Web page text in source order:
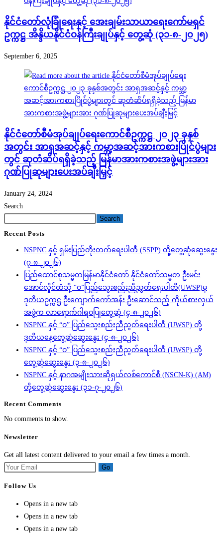
နိုင်ငံတော်လုံခြုံရေးနှင့် အေးချမ်းသာယာရေးကော်မရှင်
ဥက္ကဋ္ဌ အိန္ဒိယနိုင်ငံဝန်ကြီးချုပ်နှင့် တွေ့ဆုံ (၃၁-၈-၂၀၂၅)
September 6, 2025
နိုင်ငံတော်စီမံအုပ်ချုပ်ရေးကောင်စီဥက္ကဋ္ဌ ၂၀၂၃ ခုနှစ်
အတွင်း အာရှအဆင့်နှင့် ကမ္ဘာ့အဆင့်အားကစားပြိုင်ပွဲများ
တွင် ဆုတံဆိပ်ရရှိခဲ့သည့် မြန်မာအားကစားအဖွဲ့များအား
ဂုဏ်ပြုဆုများပေးအပ်ချီးမြှင့်
January 24, 2024
Search
Search
Recent Posts
NSPNC နှင့် ရှမ်းပြည်တိုးတက်ရေးပါတီ (SSPP) တို့တွေ့ဆုံဆွေးနွေး
(၇-၈-၂၀၂၆)
ပြည်ထောင်စုသမ္မတမြန်မာနိုင်ငံတော် နိုင်ငံတော်သမ္မတ ဦးမင်း
အောင်လှိုင်ထံသို့ “ဝ”ပြည်သွေးစည်းညီညွတ်ရေးပါတီ(UWSP)မှ
ဒုတိယဥက္ကဋ္ဌ ဦးကျောက်ကော်အန်း ဦးဆောင်သည့် ကိုယ်စားလှယ်
အဖွဲ့က လာရောက်ဂါရဝပြုတွေ့ဆုံ (၄-၈-၂၀၂၆)
NSPNC နှင့် “ဝ” ပြည်သွေးစည်းညီညွတ်ရေးပါတီ (UWSP) တို့
ဒုတိယနေ့တွေ့ဆုံဆွေးနွေး (၄-၈-၂၀၂၆)
NSPNC နှင့် “ဝ” ပြည်သွေးစည်းညီညွတ်ရေးပါတီ (UWSP) တို့
တွေ့ဆုံဆွေးနွေး (၃-၈-၂၀၂၆)
NSPNC နှင့် နာဂအမျိုးသားဆိုရှယ်လစ်ကောင်စီ (NSCN-K) (AM)
တို့တွေ့ဆုံဆွေးနွေး (၃၁-၇-၂၀၂၆)
Recent Comments
No comments to show.
Newsletter
Get all latest content delivered to your email a few times a month.
Go
Follow Us
Opens in a new tab
Opens in a new tab
Opens in a new tab